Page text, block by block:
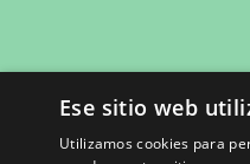
Ese sitio web
Utilizamos cookies para